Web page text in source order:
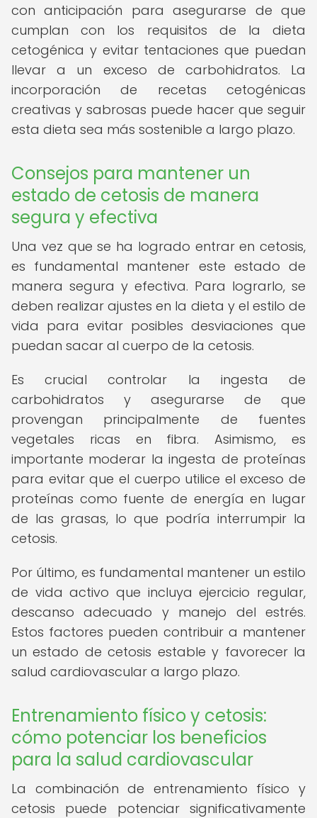
con anticipación para asegurarse de que
cumplan con los requisitos de la dieta
cetogénica y evitar tentaciones que puedan
llevar a un exceso de carbohidratos. La
incorporación de recetas cetogénicas
creativas y sabrosas puede hacer que seguir
esta dieta sea más sostenible a largo plazo.
Consejos para mantener un
estado de cetosis de manera
segura y efectiva
Una vez que se ha logrado entrar en cetosis,
es fundamental mantener este estado de
manera segura y efectiva. Para lograrlo, se
deben realizar ajustes en la dieta y el estilo de
vida para evitar posibles desviaciones que
puedan sacar al cuerpo de la cetosis.
Es crucial controlar la ingesta de
carbohidratos y asegurarse de que
provengan principalmente de fuentes
vegetales ricas en fibra. Asimismo, es
importante moderar la ingesta de proteínas
para evitar que el cuerpo utilice el exceso de
proteínas como fuente de energía en lugar
de las grasas, lo que podría interrumpir la
cetosis.
Por último, es fundamental mantener un estilo
de vida activo que incluya ejercicio regular,
descanso adecuado y manejo del estrés.
Estos factores pueden contribuir a mantener
un estado de cetosis estable y favorecer la
salud cardiovascular a largo plazo.
Entrenamiento físico y cetosis:
cómo potenciar los beneficios
para la salud cardiovascular
La combinación de entrenamiento físico y
cetosis puede potenciar significativamente